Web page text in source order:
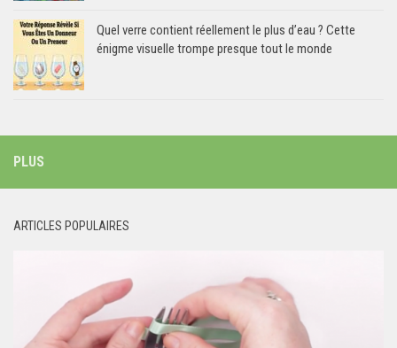
Quel verre contient réellement le plus d’eau ? Cette
énigme visuelle trompe presque tout le monde
PLUS
ARTICLES POPULAIRES